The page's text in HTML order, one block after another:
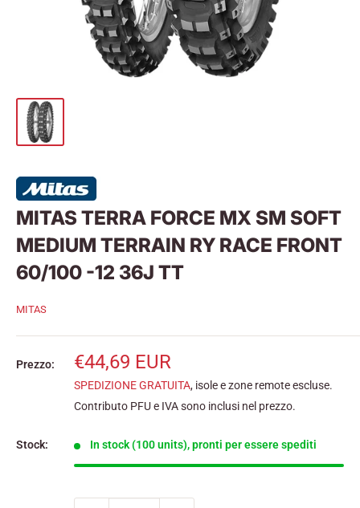
MITAS TERRA FORCE MX SM SOFT
MEDIUM TERRAIN RY RACE FRONT
60/100 -12 36J TT
MITAS
Prezzo:
Prezzo
scontato
€44,69 EUR
SPEDIZIONE GRATUITA, isole e zone remote escluse.
Contributo PFU e IVA sono inclusi nel prezzo.
Stock: In stock (100 units), pronti per essere spediti